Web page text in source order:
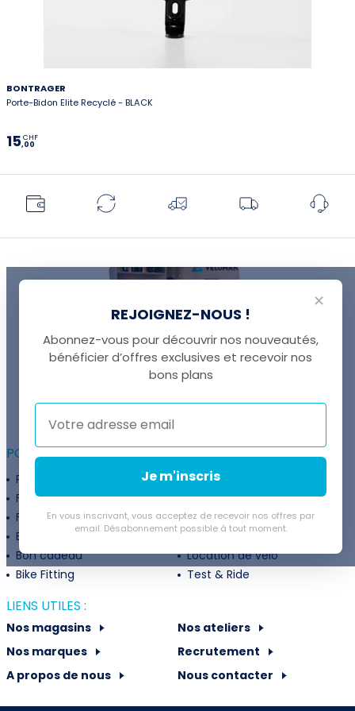
BONTRAGER
Porte-Bidon Elite Recyclé - BLACK
15,00
CHF
UNE QUESTION ?
+41 22 307 02 00
POUR ALLER PLUS LOIN :
Programme fidélité
Entreprises
Financement
Services
Flexibilité de paiement
Subventions
Extension de garantie
Politique de retour
Bon cadeau
Location de vélo
Bike Fitting
Test & Ride
LIENS UTILES :
Nos magasins
Nos ateliers
Nos marques
Recrutement
A propos de nous
Nous contacter
✕
REJOIGNEZ-NOUS !
Abonnez-vous pour découvrir nos nouveautés,
bénéficier d’offres exclusives et recevoir nos
bons plans
Je m'inscris
En vous inscrivant, vous acceptez de recevoir nos offres par
email. Désabonnement possible à tout moment.